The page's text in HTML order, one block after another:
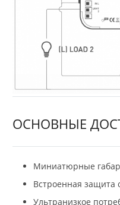
ОСНОВНЫЕ
Миниатюрные
Встроенная защита
Ультранизкое